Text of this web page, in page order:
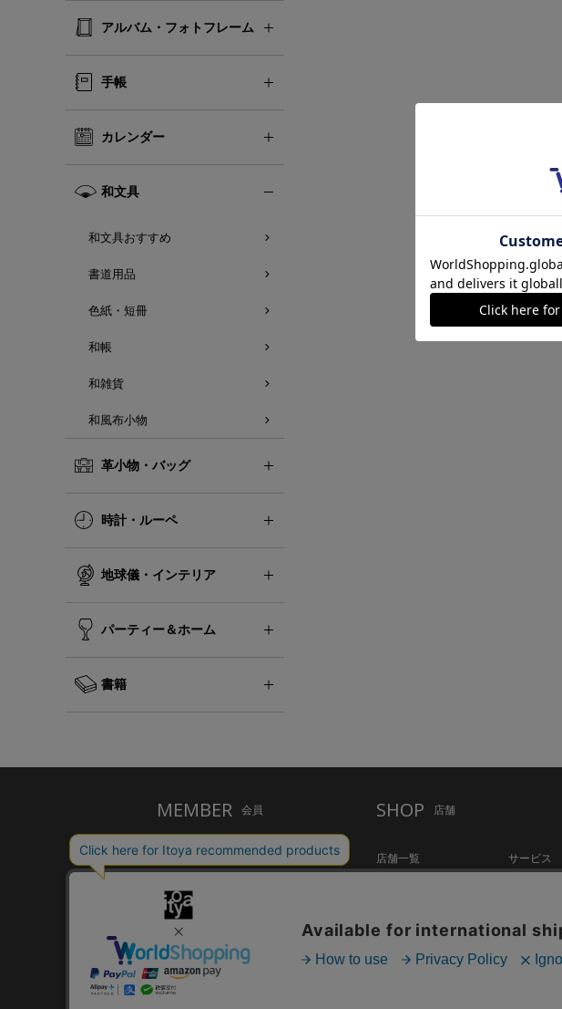
アルバム・フォトフレーム
手帳
カレンダー
和文具
和文具おすすめ
書道用品
色紙・短冊
和帳
和雑貨
和風布小物
革小物・バッグ
時計・ルーペ
地球儀・インテリア
パーティー＆ホーム
書籍
MEMBER 会員
ご利用ガイド
お問い合わせ
個人情報保護方針
特定商取引法に基づく表示
SHOP 店舗
店舗一覧
CAFE Stylo
FARM
サービス